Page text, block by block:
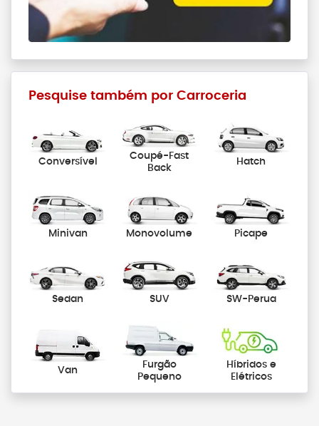
Pesquise também por Carroceria
Conversível
Coupé-Fast
Back
Hatch
Minivan Monovolume Picape
Sedan SUV SW-Perua
Van
Furgão
Pequeno
Híbridos e
Elétricos